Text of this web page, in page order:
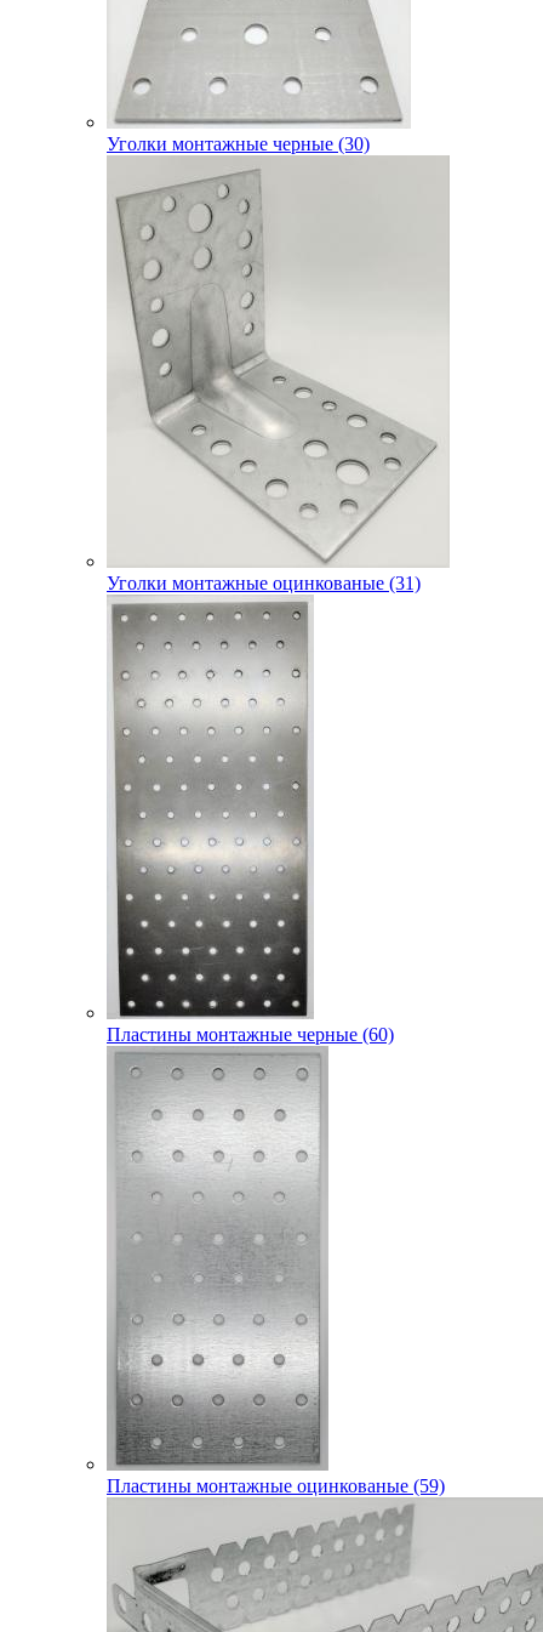
Уголки монтажные черные (30)
Уголки монтажные оцинкованые (31)
Пластины монтажные черные (60)
Пластины монтажные оцинкованые (59)